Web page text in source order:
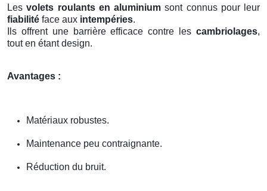
Lesvolets roulants en aluminium sont connus pour leur
fiabilité face aux intempéries.
Ils offrent une barrière efficace contre les cambriolages,
tout en étant design.
Avantages :
Matériaux robustes.
Maintenance peu contraignante.
Réduction du bruit.